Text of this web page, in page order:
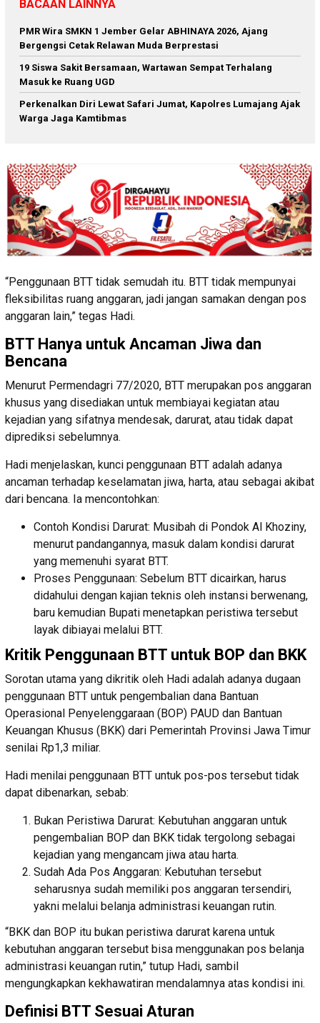
BACAAN LAINNYA
PMR Wira SMKN 1 Jember Gelar ABHINAYA 2026, Ajang
Bergengsi Cetak Relawan Muda Berprestasi
19 Siswa Sakit Bersamaan, Wartawan Sempat Terhalang
Masuk ke Ruang UGD
Perkenalkan Diri Lewat Safari Jumat, Kapolres Lumajang Ajak
Warga Jaga Kamtibmas
“Penggunaan BTT tidak semudah itu. BTT tidak mempunyai
fleksibilitas ruang anggaran, jadi jangan samakan dengan pos
anggaran lain,” tegas Hadi.
BTT Hanya untuk Ancaman Jiwa dan
Bencana
Menurut Permendagri 77/2020, BTT merupakan pos anggaran
khusus yang disediakan untuk membiayai kegiatan atau
kejadian yang sifatnya mendesak, darurat, atau tidak dapat
diprediksi sebelumnya.
Hadi menjelaskan, kunci penggunaan BTT adalah adanya
ancaman terhadap keselamatan jiwa, harta, atau sebagai akibat
dari bencana. Ia mencontohkan:
Contoh Kondisi Darurat: Musibah di Pondok Al Khoziny,
menurut pandangannya, masuk dalam kondisi darurat
yang memenuhi syarat BTT.
Proses Penggunaan: Sebelum BTT dicairkan, harus
didahului dengan kajian teknis oleh instansi berwenang,
baru kemudian Bupati menetapkan peristiwa tersebut
layak dibiayai melalui BTT.
Kritik Penggunaan BTT untuk BOP dan BKK
Sorotan utama yang dikritik oleh Hadi adalah adanya dugaan
penggunaan BTT untuk pengembalian dana Bantuan
Operasional Penyelenggaraan (BOP) PAUD dan Bantuan
Keuangan Khusus (BKK) dari Pemerintah Provinsi Jawa Timur
senilai Rp1,3 miliar.
Hadi menilai penggunaan BTT untuk pos-pos tersebut tidak
dapat dibenarkan, sebab:
Bukan Peristiwa Darurat: Kebutuhan anggaran untuk
pengembalian BOP dan BKK tidak tergolong sebagai
kejadian yang mengancam jiwa atau harta.
Sudah Ada Pos Anggaran: Kebutuhan tersebut
seharusnya sudah memiliki pos anggaran tersendiri,
yakni melalui belanja administrasi keuangan rutin.
“BKK dan BOP itu bukan peristiwa darurat karena untuk
kebutuhan anggaran tersebut bisa menggunakan pos belanja
administrasi keuangan rutin,” tutup Hadi, sambil
mengungkapkan kekhawatiran mendalamnya atas kondisi ini.
Definisi BTT Sesuai Aturan